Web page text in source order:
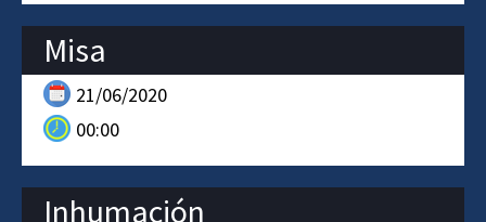
Misa
21/06/2020
00:00
Inhumación